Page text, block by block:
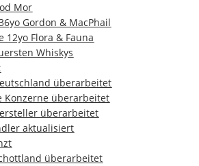
Mor
Gordon & MacPhail
12yo Flora & Fauna
Whiskys
überarbeitet
Konzerne überarbeitet
überarbeitet
aktualisiert
überarbeitet